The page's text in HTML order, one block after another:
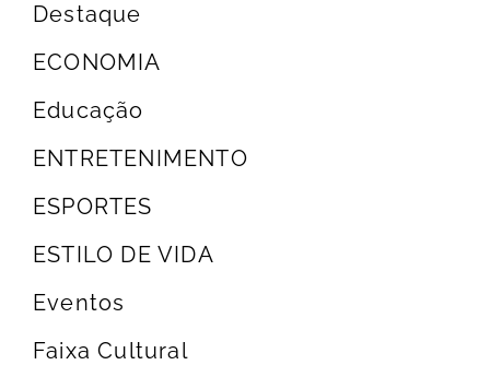
Destaque
ECONOMIA
Educação
ENTRETENIMENTO
ESPORTES
ESTILO DE VIDA
Eventos
Faixa Cultural